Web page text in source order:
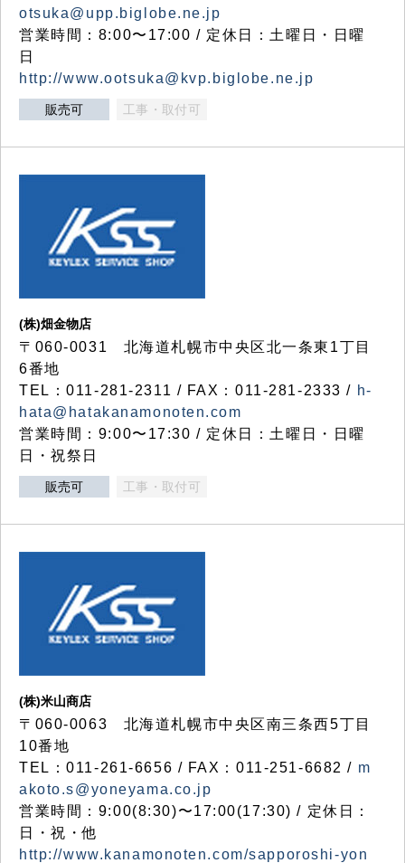
otsuka@upp.biglobe.ne.jp
営業時間：8:00〜17:00 / 定休日：土曜日・日曜
日
http://www.ootsuka@kvp.biglobe.ne.jp
販売可 工事・取付可
(株)畑金物店
〒060-0031 北海道札幌市中央区北一条東1丁目
6番地
TEL：011-281-2311 / FAX：011-281-2333 / h-
hata@hatakanamonoten.com
営業時間：9:00〜17:30 / 定休日：土曜日・日曜
日・祝祭日
販売可 工事・取付可
(株)米山商店
〒060-0063 北海道札幌市中央区南三条西5丁目
10番地
TEL：011-261-6656 / FAX：011-251-6682 / m
akoto.s@yoneyama.co.jp
営業時間：9:00(8:30)〜17:00(17:30) / 定休日：
日・祝・他
http://www.kanamonoten.com/sapporoshi-yon